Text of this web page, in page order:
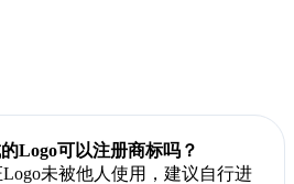
Logo可以注册商标吗？
未被他人使用，建议自行进